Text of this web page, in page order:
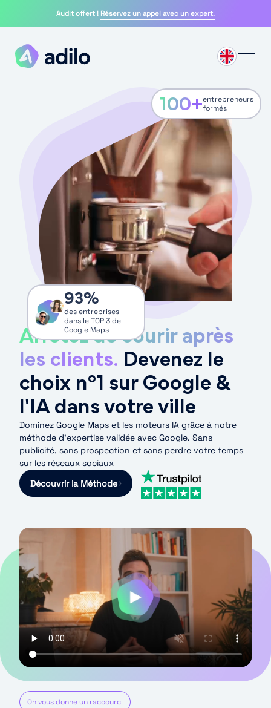
Audit offert ! Réservez un appel avec un expert.
Arrêtez de courir après
les clients. Devenez le
choix n°1 sur Google &
l'IA dans votre ville
Dominez Google Maps et les moteurs IA grâce à notre
méthode d’expertise validée avec Google. Sans
publicité, sans prospection et sans perdre votre temps
sur les réseaux sociaux
Découvrir la Méthode
100+entrepreneurs
formés
93%
des entreprises
dans le TOP 3 de
Google Maps
On vous donne un raccourci